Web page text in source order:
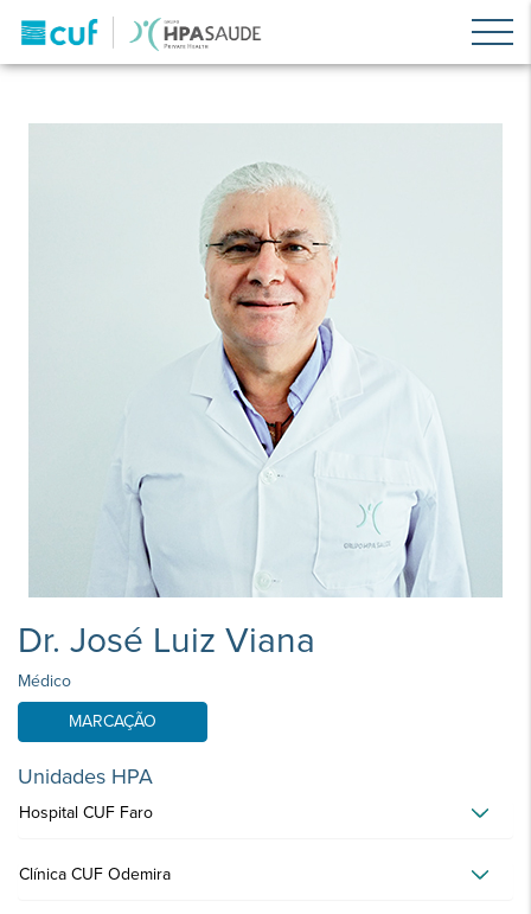
Dr. José Luiz Viana
Médico
MARCAÇÃO
Unidades HPA
Hospital CUF Faro
Clínica CUF Odemira